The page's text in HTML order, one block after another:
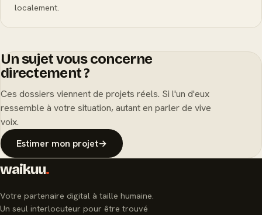
localement.
Un sujet vous concerne
directement ?
Ces dossiers viennent de projets réels. Si l'un d'eux
ressemble à votre situation, autant en parler de vive
voix.
Estimer mon projet→
waikuu.
Votre partenaire digital à taille humaine.
Un seul interlocuteur pour être trouvé